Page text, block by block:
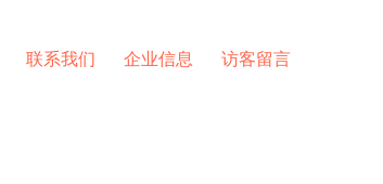
联系我们 企业信息 访客留言